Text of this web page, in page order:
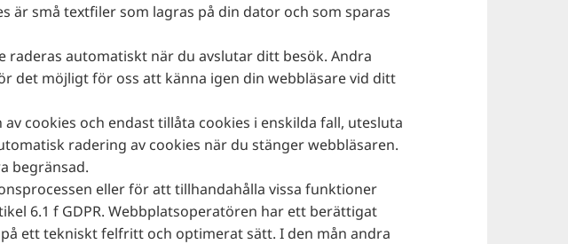
är små textfiler som lagras på din dator och som sparas
raderas automatiskt när du avslutar ditt besök. Andra
det möjligt för oss att känna igen din webbläsare vid ditt
cookies och endast tillåta cookies i enskilda fall, utesluta
radering av cookies när du stänger webbläsaren.
begränsad.
eller för att tillhandahålla vissa funktioner
6.1 f GDPR. Webbplatsoperatören har ett berättigat
ett tekniskt felfritt och optimerat sätt. I den mån andra